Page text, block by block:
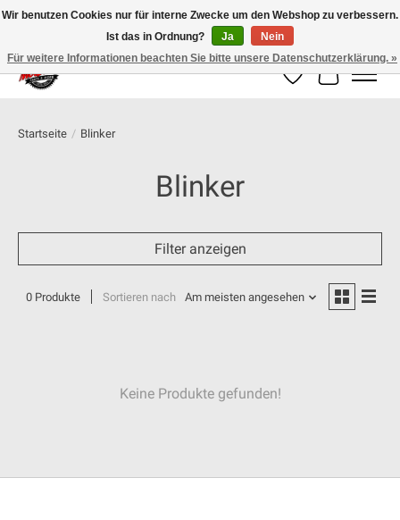
100% schweizer Onlineshop für Dein Motorrad
Wunschzettel
Ihr
Startseite / Blinker
Blinker
Filter anzeigen
0 Produkte Sortieren nach Am meisten angesehen
Keine Produkte gefunden!
Wir benutzen Cookies nur für interne Zwecke um den Webshop zu verbessern.
Ist das in Ordnung?
Ja
Nein
Für weitere Informationen beachten Sie bitte unsere Datenschutzerklärung. »